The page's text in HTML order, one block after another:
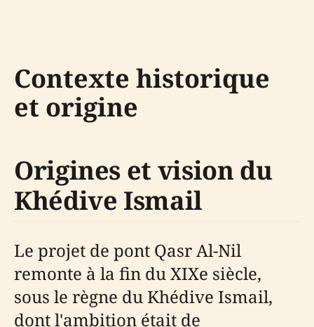
Contexte historique
et origine
Origines et vision du
Khédive Ismail
Le projet de pont Qasr Al-Nil
remonte à la fin du XIXe siècle,
sous le règne du Khédive Ismail,
dont l'ambition était de